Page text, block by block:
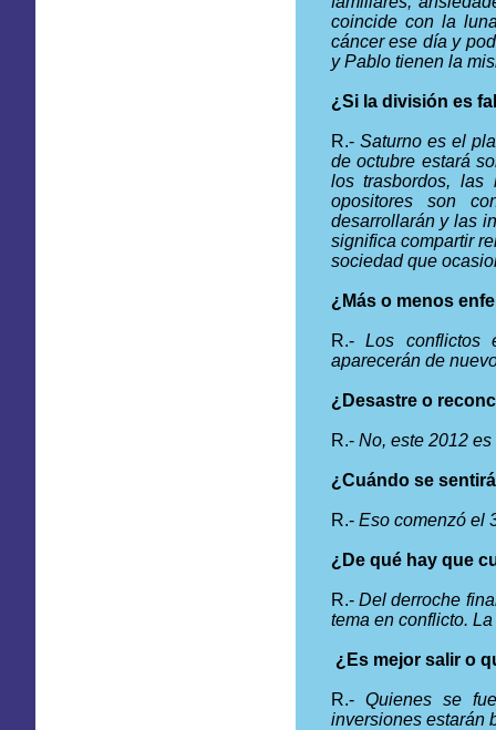
coincide con la
cáncer ese día y
y Pablo tienen la
¿Si la división es
R.- Saturno es el
de octubre estará
los trasbordos, las
opositores son
desarrollarán y las
significa compartir
sociedad que
¿Más o menos
R.-Los conflictos
aparecerán de
¿Desastre o
R.- No, este 2012
¿Cuándo se
R.- Eso comenzó el
¿De qué hay que
R.- Del derroche
tema en conflicto.
¿Es mejor salir o
R.- Quienes se
inversiones estarán